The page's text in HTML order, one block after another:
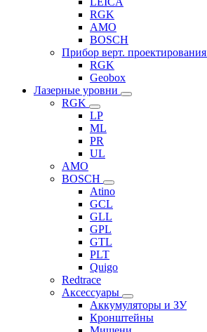
RGK
AMO
BOSCH
Прибор верт. проектирования
RGK
Geobox
Лазерные уровни
RGK
LP
ML
PR
UL
AMO
BOSCH
Atino
GCL
GLL
GPL
GTL
PLT
Quigo
Redtrace
Аксессуары
Аккумуляторы и ЗУ
Кронштейны